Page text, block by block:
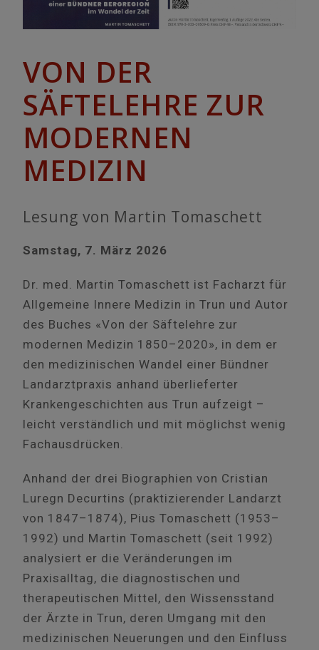
VON DER
SÄFTELEHRE ZUR
MODERNEN
MEDIZIN
Lesung von Martin Tomaschett
Samstag, 7. März 2026
Dr. med. Martin Tomaschett ist Facharzt für
Allgemeine Innere Medizin in Trun und Autor
des Buches «Von der Säftelehre zur
modernen Medizin 1850–2020», in dem er
den medizinischen Wandel einer Bündner
Landarztpraxis anhand überlieferter
Krankengeschichten aus Trun aufzeigt –
leicht verständlich und mit möglichst wenig
Fachausdrücken.
Anhand der drei Biographien von Cristian
Luregn Decurtins (praktizierender Landarzt
von 1847–1874), Pius Tomaschett (1953–
1992) und Martin Tomaschett (seit 1992)
analysiert er die Veränderungen im
Praxisalltag, die diagnostischen und
therapeutischen Mittel, den Wissensstand
der Ärzte in Trun, deren Umgang mit den
medizinischen Neuerungen und den Einfluss